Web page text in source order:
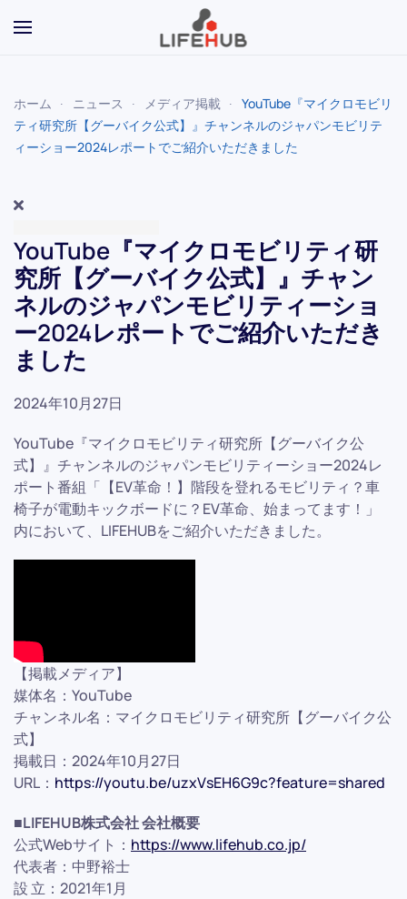
Skip to main content
ホーム ニュース メディア掲載
YouTube『マイクロモビリ
ティ研究所【グーバイク公式】』チャンネルのジャパンモビリテ
ィーショー2024レポートでご紹介いただきました
YouTube『マイクロモビリティ研
究所【グーバイク公式】』チャン
ネルのジャパンモビリティーショ
ー2024レポートでご紹介いただき
ました
2024年10月27日
YouTube『マイクロモビリティ研究所【グーバイク公
式】』チャンネルのジャパンモビリティーショー2024レ
ポート番組「【EV革命！】階段を登れるモビリティ？車
椅子が電動キックボードに？EV革命、始まってます！」
内において、LIFEHUBをご紹介いただきました。
【掲載メディア】
媒体名：YouTube
チャンネル名：マイクロモビリティ研究所【グーバイク公
式】
掲載日：2024年10月27日
URL： https://youtu.be/uzxVsEH6G9c?feature=shared
■LIFEHUB株式会社 会社概要
公式Webサイト： https://www.lifehub.co.jp/
代表者：中野裕士
設 立：2021年1月